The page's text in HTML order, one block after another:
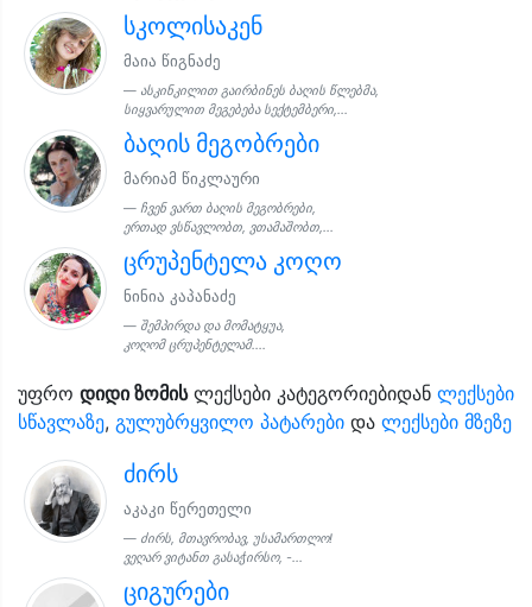
სკოლისაკენ
მაია წიგნაძე
ასკინკილით გაირბინეს ბაღის წლებმა,
სიყვარულით მეგებება სექტემბერი,...
ბაღის მეგობრები
მარიამ წიკლაური
ჩვენ ვართ ბაღის მეგობრები,
ერთად ვსწავლობთ, ვთამაშობთ,...
ცრუპენტელა კოღო
ნინია კაპანაძე
შემპირდა და მომატყუა,
კოღომ ცრუპენტელამ....
უფრო დიდი ზომისლექსები კატეგორიებიდან ლექსები
სწავლაზე, გულუბრყვილო პატარები და ლექსები მზეზე
ძირს
აკაკი წერეთელი
ძირს, მთავრობავ, უსამართლო!
ვეღარ ვიტანთ გასაჭირსო, -...
ციგურები